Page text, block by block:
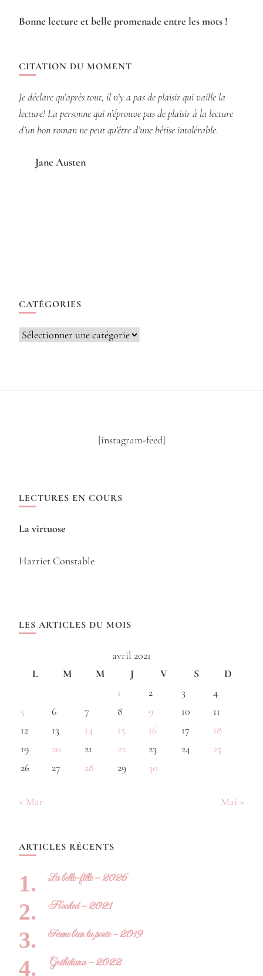
Bonne lecture et belle promenade entre les mots !
CITATION DU MOMENT
Je déclare qu’après tout, il n’y a pas de plaisir qui vaille la
lecture! La personne qui n’éprouve pas de plaisir à la lecture
d’un bon roman ne peut qu’être d’une bêtise intolérable.
Jane Austen
CATÉGORIES
Catégories
[instagram-feed]
LECTURES EN COURS
La virtuose
Harriet Constable
LES ARTICLES DU MOIS
avril 2021
L
M M J V S
D
1
2 3
4
5
6 7 8 9 10
11
12
13 14 15 16 17
18
19
20 21 22 23 24
25
26
27 28 29 30
« Mar Mai »
ARTICLES RÉCENTS
La belle-fille – 2026
Hooked – 2021
Ferme bien la porte – 2019
Gothikana – 2022